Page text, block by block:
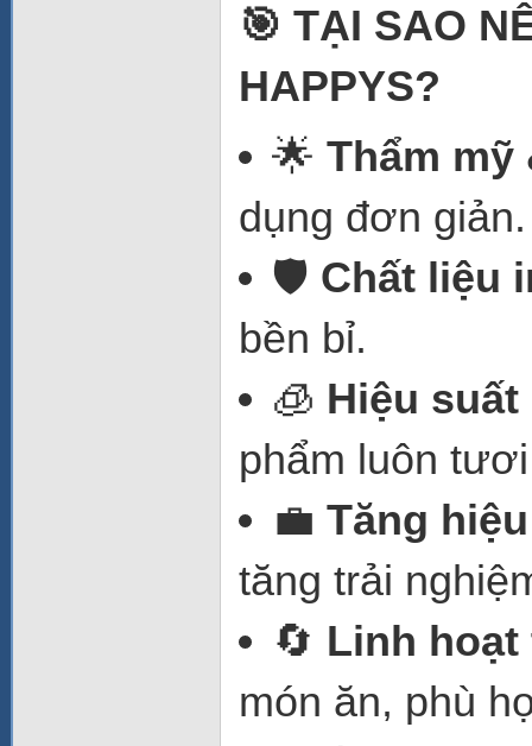
🎯 TẠI SAO
HAPPYS?
🌟 Thẩm mỹ
dụng đơn giản.
🛡️ Chất liệu
bền bỉ.
🧊 Hiệu
phẩm luôn
💼 Tăng
tăng trải
🔄 Linh
món ăn, phù